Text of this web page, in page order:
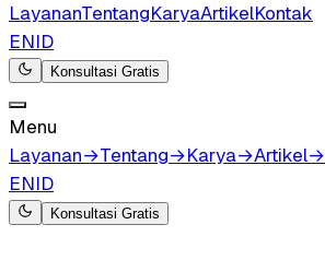
LayananTentangKaryaArtikelKontak
ENID
Konsultasi Gratis
Menu
Layanan→Tentang→Karya→Artikel→
ENID
Konsultasi Gratis